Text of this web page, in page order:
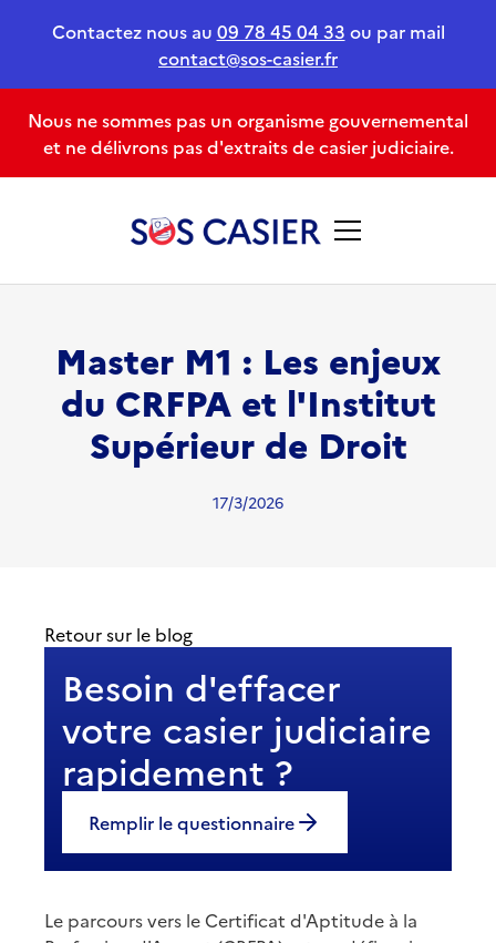
Contactez nous au 09 78 45 04 33 ou par mail
contact@sos-casier.fr
Nous ne sommes pas un organisme gouvernemental
et ne délivrons pas d'extraits de casier judiciaire.
Master M1 : Les enjeux
du CRFPA et l'Institut
Supérieur de Droit
17/3/2026
Retour sur le blog
Besoin d'effacer
votre casier judiciaire
rapidement ?
Remplir le questionnaire
Le parcours vers le Certificat d'Aptitude à la